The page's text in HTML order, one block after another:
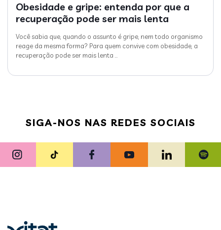
Obesidade e gripe: entenda por que a
recuperação pode ser mais lenta
Você sabia que, quando o assunto é gripe, nem todo organismo
reage da mesma forma? Para quem convive com obesidade, a
recuperação pode ser mais lenta …
SIGA-NOS NAS REDES SOCIAIS